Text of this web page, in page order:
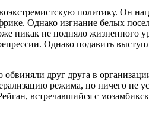
политику. Он
Однако изгнание белых
никак не подняло жизненного
Однако подавить
друг друга в
режима, но ничего не
встречавшийся с